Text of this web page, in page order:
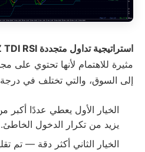
استراتيجية تداول متجددة DZ TDI RSI مع مؤشر بولينجر باندز
مثيرة للاهتمام لأنها تحتوي على
إلى السوق، والتي تختلف في
الخيار الأول يعطي عددًا أكبر
يزيد من تكرار الدخول الخاطئ.
الخيار الثاني أكثر دقة — تم